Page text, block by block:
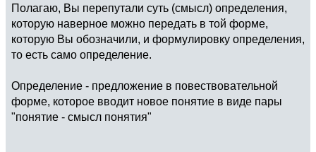
Полагаю, Вы перепутали суть (смысл) определения,
которую наверное можно передать в той форме,
которую Вы обозначили, и формулировку определения,
то есть само определение.
Определение - предложение в повествовательной
форме, которое вводит новое понятие в виде пары
"понятие - смысл понятия"